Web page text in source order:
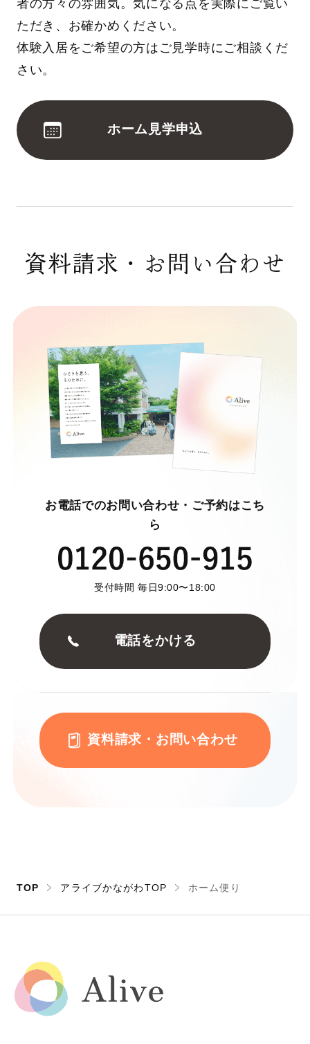
者の方々の雰囲気。気になる点を実際にご覧い
ただき、お確かめください。
体験入居をご希望の方はご見学時にご相談くだ
さい。
ホーム見学申込
資料請求・お問い合わせ
お電話でのお問い合わせ・ご予約はこち
ら
受付時間 毎日9:00〜18:00
電話をかける
資料請求・お問い合わせ
TOP アライブかながわTOP ホーム便り